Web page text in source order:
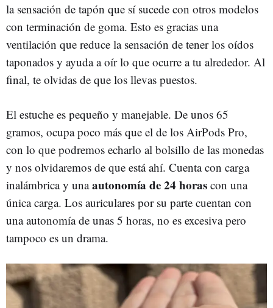
la sensación de tapón que sí sucede con otros modelos
con terminación de goma. Esto es gracias una
ventilación que reduce la sensación de tener los oídos
taponados y ayuda a oír lo que ocurre a tu alrededor. Al
final, te olvidas de que los llevas puestos.
El estuche es pequeño y manejable. De unos 65
gramos, ocupa poco más que el de los AirPods Pro,
con lo que podremos echarlo al bolsillo de las monedas
y nos olvidaremos de que está ahí. Cuenta con carga
inalámbrica y unaautonomía de 24 horas con una
única carga. Los auriculares por su parte cuentan con
una autonomía de unas 5 horas, no es excesiva pero
tampoco es un drama.